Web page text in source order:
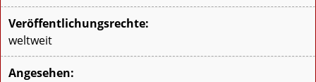
Veröffentlichungsrechte:
weltweit
Angesehen: